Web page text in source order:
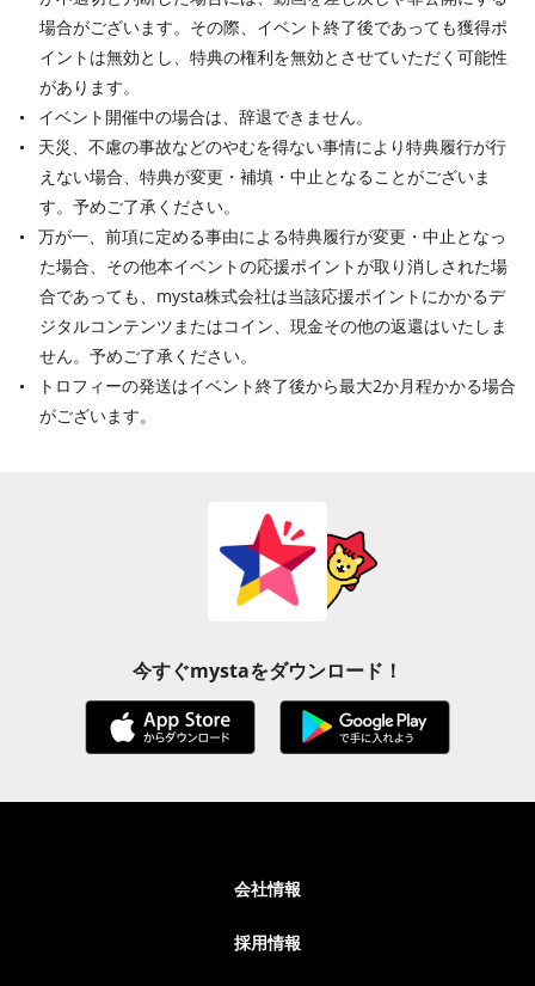
場合がございます。その際、イベント終了後であっても獲得ポ
イントは無効とし、特典の権利を無効とさせていただく可能性
があります。
イベント開催中の場合は、辞退できません。
天災、不慮の事故などのやむを得ない事情により特典履行が行
えない場合、特典が変更・補填・中止となることがございま
す。予めご了承ください。
万が一、前項に定める事由による特典履行が変更・中止となっ
た場合、その他本イベントの応援ポイントが取り消しされた場
合であっても、mysta株式会社は当該応援ポイントにかかるデ
ジタルコンテンツまたはコイン、現金その他の返還はいたしま
せん。予めご了承ください。
トロフィーの発送はイベント終了後から最大2か月程かかる場合
がございます。
今すぐmystaをダウンロード！
会社情報
採用情報